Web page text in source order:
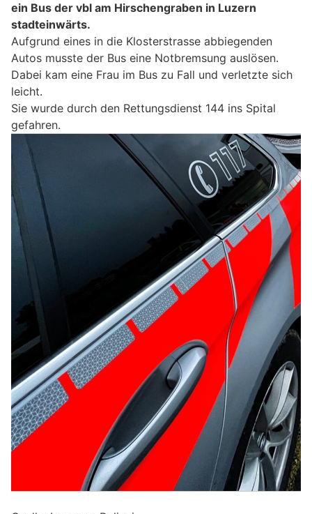
ein Bus der vbl am Hirschengraben in Luzern
stadteinwärts.
Aufgrund eines in die Klosterstrasse abbiegenden
Autos musste der Bus eine Notbremsung auslösen.
Dabei kam eine Frau im Bus zu Fall und verletzte sich
leicht.
Sie wurde durch den Rettungsdienst 144 ins Spital
gefahren.